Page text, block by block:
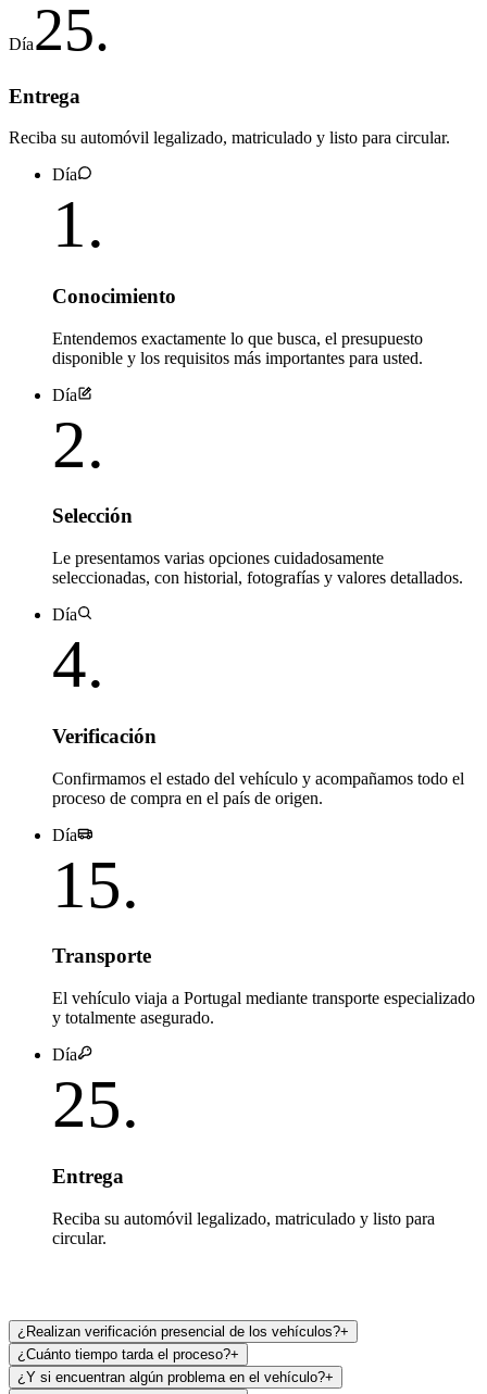
Día25.
Entrega
Reciba su automóvil legalizado, matriculado y listo para circular.
Día
1.
Conocimiento
Entendemos exactamente lo que busca, el presupuesto
disponible y los requisitos más importantes para usted.
Día
2.
Selección
Le presentamos varias opciones cuidadosamente
seleccionadas, con historial, fotografías y valores detallados.
Día
4.
Verificación
Confirmamos el estado del vehículo y acompañamos todo el
proceso de compra en el país de origen.
Día
15.
Transporte
El vehículo viaja a Portugal mediante transporte especializado
y totalmente asegurado.
Día
25.
Entrega
Reciba su automóvil legalizado, matriculado y listo para
circular.
¿Realizan verificación presencial de los vehículos?+
¿Cuánto tiempo tarda el proceso?+
¿Y si encuentran algún problema en el vehículo?+